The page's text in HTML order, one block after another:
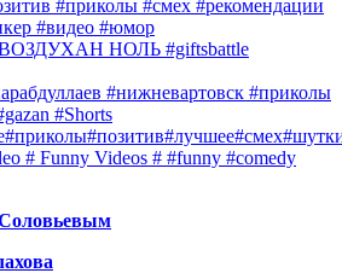
#приколы #смех #рекомендации
#видео #юмор
НОЛЬ #giftsbattle
#нижневартовск #приколы
#Shorts
# Funny Videos # #funny #comedy